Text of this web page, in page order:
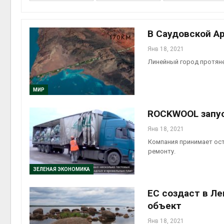
МИР
В Саудовской
Янв 18, 2021
Линейный город
ЗЕЛЕНАЯ ЭКОНОМИКА
ROCKWOOL
Янв 18, 2021
Компания принимает
ремонту.
ЕС создаст в
объект
Янв 18, 2021
Авг 7,